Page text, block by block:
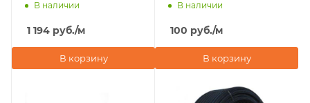
В наличии
1 194 руб./м
В корзину
В наличии
100 руб./м
В корзину